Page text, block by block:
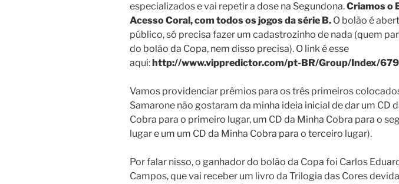
especializados e vai repetir a dose na Segundona.Criamos o
Acesso Coral, com todos os jogos da série B. O bolão é
público, só precisa fazer um cadastrozinho de nada (quem
do bolão da Copa, nem disso precisa). O link é esse
aqui: http://www.vippredictor.com/pt-BR/Group/Index/
Vamos providenciar prêmios para os três primeiros
Samarone não gostaram da minha ideia inicial de dar um CD
Cobra para o primeiro lugar, um CD da Minha Cobra para o
lugar e um um CD da Minha Cobra para o terceiro lugar).
Por falar nisso, o ganhador do bolão da Copa foi Carlos
Campos, que vai receber um livro da Trilogia das Cores